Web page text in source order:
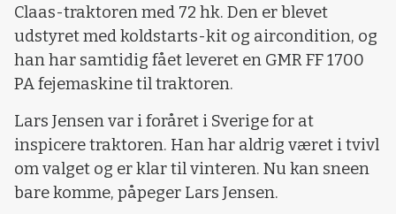
Claas-traktoren med 72 hk. Den er blevet
udstyret med koldstarts-kit og aircondition, og
han har samtidig fået leveret en GMR FF 1700
PA fejemaskine til traktoren.
Lars Jensen var i foråret i Sverige for at
inspicere traktoren. Han har aldrig været i tvivl
om valget og er klar til vinteren. Nu kan sneen
bare komme, påpeger Lars Jensen.